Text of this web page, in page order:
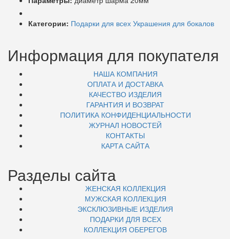
Категории: Подарки для всех Украшения для бокалов
Информация для покупателя
НАША КОМПАНИЯ
ОПЛАТА И ДОСТАВКА
КАЧЕСТВО ИЗДЕЛИЯ
ГАРАНТИЯ И ВОЗВРАТ
ПОЛИТИКА КОНФИДЕНЦИАЛЬНОСТИ
ЖУРНАЛ НОВОСТЕЙ
КОНТАКТЫ
КАРТА САЙТА
Разделы сайта
ЖЕНСКАЯ КОЛЛЕКЦИЯ
МУЖСКАЯ КОЛЛЕКЦИЯ
ЭКСКЛЮЗИВНЫЕ ИЗДЕЛИЯ
ПОДАРКИ ДЛЯ ВСЕХ
КОЛЛЕКЦИЯ ОБЕРЕГОВ